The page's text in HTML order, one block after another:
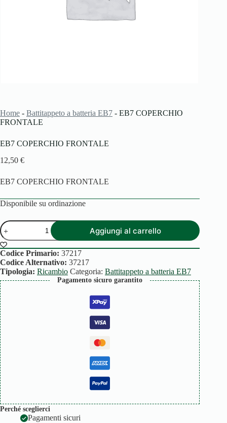
Home - Battitappeto a batteria EB7 - EB7 COPERCHIO
FRONTALE
EB7 COPERCHIO FRONTALE
12,50 €
EB7 COPERCHIO FRONTALE
Disponibile su ordinazione
EB7
COPERCHIO
FRONTALE
quantità
Aggiungi al carrello
Codice Primario: 37217
Codice Alternativo: 37217
Tipologia: Ricambio Categoria: Battitappeto a batteria EB7
Pagamento sicuro garantito
Perché sceglierci
Pagamenti sicuri